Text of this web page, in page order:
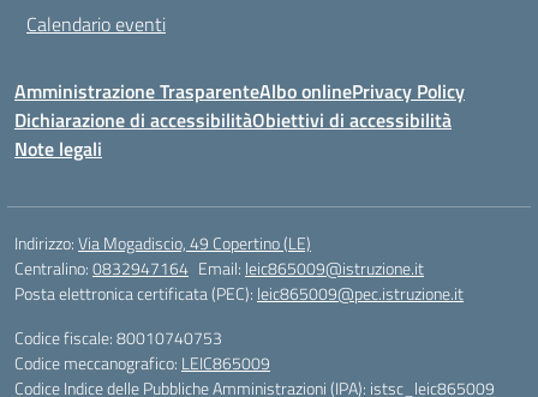
Calendario eventi
Amministrazione TrasparenteAlbo onlinePrivacy Policy
Dichiarazione di accessibilitàObiettivi di accessibilità
Note legali
Indirizzo:Via Mogadiscio, 49 Copertino (LE)
Centralino:0832947164 Email: leic865009@istruzione.it
Posta elettronica certificata (PEC): leic865009@pec.istruzione.it
Codice fiscale: 80010740753
Codice meccanografico: LEIC865009
Codice Indice delle Pubbliche Amministrazioni (IPA): istsc_leic865009